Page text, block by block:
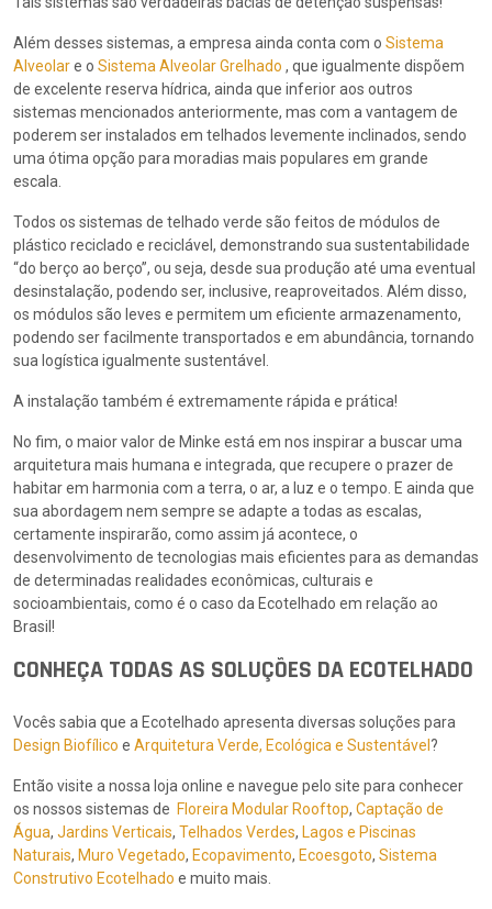
Além desses sistemas, a empresa ainda conta com o Sistema
Alveolare o Sistema Alveolar Grelhado , que igualmente dispõem
de excelente reserva hídrica, ainda que inferior aos outros
sistemas mencionados anteriormente, mas com a vantagem de
poderem ser instalados em telhados levemente inclinados, sendo
uma ótima opção para moradias mais populares em grande
escala.
Todos os sistemas de telhado verde são feitos de módulos de
plástico reciclado e reciclável, demonstrando sua sustentabilidade
“do berço ao berço”, ou seja, desde sua produção até uma eventual
desinstalação, podendo ser, inclusive, reaproveitados. Além disso,
os módulos são leves e permitem um eficiente armazenamento,
podendo ser facilmente transportados e em abundância, tornando
sua logística igualmente sustentável.
A instalação também é extremamente rápida e prática!
No fim, o maior valor de Minke está em nos inspirar a buscar uma
arquitetura mais humana e integrada, que recupere o prazer de
habitar em harmonia com a terra, o ar, a luz e o tempo. E ainda que
sua abordagem nem sempre se adapte a todas as escalas,
certamente inspirarão, como assim já acontece, o
desenvolvimento de tecnologias mais eficientes para as demandas
de determinadas realidades econômicas, culturais e
socioambientais, como é o caso da Ecotelhado em relação ao
Brasil!
CONHEÇA TODAS AS SOLUÇÕES DA ECOTELHADO
Vocês sabia que a Ecotelhado apresenta diversas soluções para
Design Biofílico e Arquitetura Verde, Ecológica e Sustentável ?
Então visite a nossa loja online e navegue pelo site para conhecer
os nossos sistemas de Floreira Modular Rooftop, Captação de
Água, Jardins Verticais, Telhados Verdes, Lagos e Piscinas
Naturais, Muro Vegetado, Ecopavimento, Ecoesgoto, Sistema
Construtivo Ecotelhado e muito mais.